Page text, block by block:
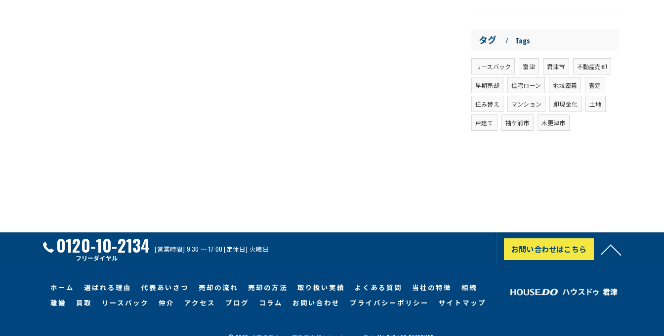
タグ Tags
リースバック 富津 君津市 不動産売却
早期売却 住宅ローン 地域密着 査定
住み替え マンション 即現金化 土地
戸建て 袖ケ浦市 木更津市
0120-10-2134
フリーダイヤル
[営業時間] 9:30 ～ 17:00 [定休日] 火曜日 お問い合わせはこちら
ホーム 選ばれる理由 代表あいさつ 売却の流れ 売却の方法 取り扱い実績 よくある質問 当社の特徴
相続
離婚
買取 リースバック 仲介 アクセス ブログ コラム お問い合わせ プライバシーポリシー サイトマップ